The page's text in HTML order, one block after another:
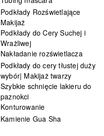
Podkłady Rozświetlające
Makijaż
Podkłady do Cery Suchej i
Wrażliwej
Nakładanie rozświetlacza
Podkłady do cery tłustej duży
wybór| Makijaż twarzy
Szybkie schnięcie lakieru do
paznokci
Konturowanie
Kamienie Gua Sha